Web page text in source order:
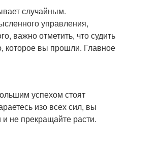
случайным.
управления,
важно отметить, что судить
которое вы прошли. Главное
успехом стоят
изо всех сил, вы
не прекращайте расти.